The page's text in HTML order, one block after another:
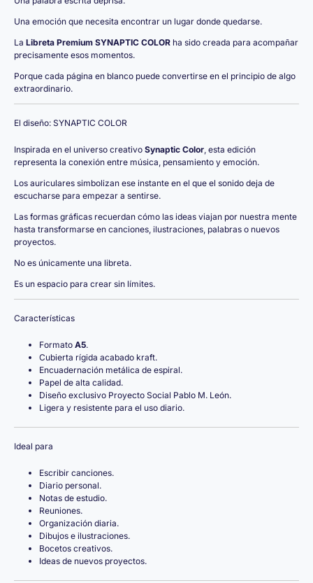
Una emoción que necesita encontrar un lugar donde quedarse.
La Libreta Premium SYNAPTIC COLOR ha sido creada para acompañar
precisamente esos momentos.
Porque cada página en blanco puede convertirse en el principio de algo
extraordinario.
El diseño: SYNAPTIC COLOR
Inspirada en el universo creativo Synaptic Color, esta edición
representa la conexión entre música, pensamiento y emoción.
Los auriculares simbolizan ese instante en el que el sonido deja de
escucharse para empezar a sentirse.
Las formas gráficas recuerdan cómo las ideas viajan por nuestra mente
hasta transformarse en canciones, ilustraciones, palabras o nuevos
proyectos.
No es únicamente una libreta.
Es un espacio para crear sin límites.
Características
Formato A5.
Cubierta rígida acabado kraft.
Encuadernación metálica de espiral.
Papel de alta calidad.
Diseño exclusivo Proyecto Social Pablo M. León.
Ligera y resistente para el uso diario.
Ideal para
Escribir canciones.
Diario personal.
Notas de estudio.
Reuniones.
Organización diaria.
Dibujos e ilustraciones.
Bocetos creativos.
Ideas de nuevos proyectos.